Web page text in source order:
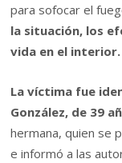
para sofocar el
la situación, los
vida en el interior.
La víctima fue
González, de 39
hermana, quien se
e informó a las